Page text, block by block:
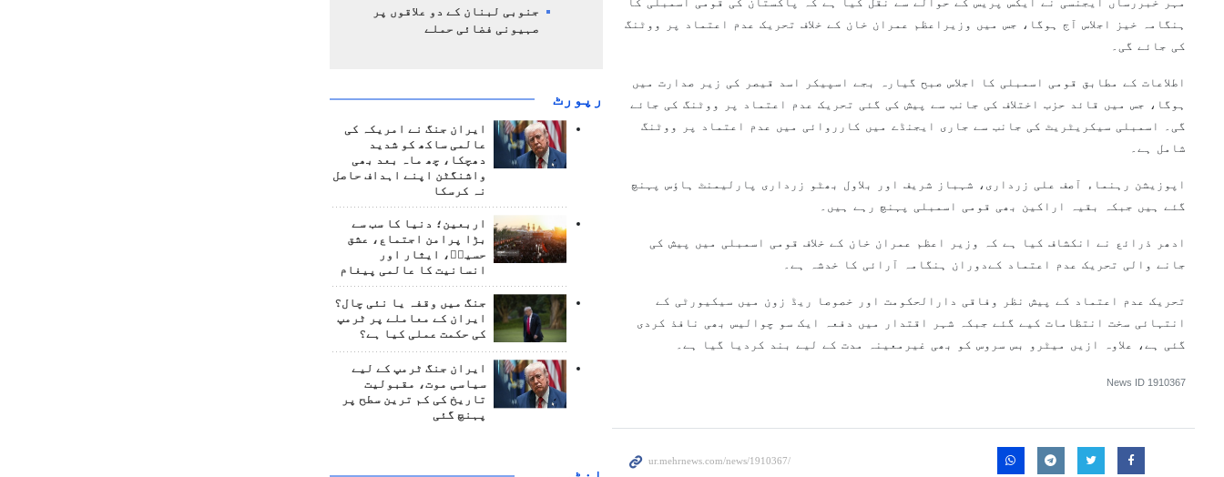
ہنگامہ خیز اجلاس آج ہوگا، جس میں وزیراعظم عمران خان کے خلاف تحریک عدم اعتماد پر ووٹنگ
کی جائے گی۔
اطلاعات کے مطابق قومی اسمبلی کا اجلاس صبح گیارہ بجے اسپیکر اسد قیصر کی زیر صدارت میں
ہوگا، جس میں قائد حزب اختلاف کی جانب سے پیش کی گئی تحریک عدم اعتماد پر ووٹنگ کی جائے
گی۔ اسمبلی سیکریٹریٹ کی جانب سے جاری ایجنڈے میں کارروائی میں عدم اعتماد پر ووٹنگ
شامل ہے۔
اپوزیشن رہنماء آصف علی زرداری، شہباز شریف اور بلاول بھٹو زرداری پارلیمنٹ ہاؤس پہنچ
گئے ہیں جبکہ بقیہ اراکین بھی قومی اسمبلی پہنچ رہے ہیں۔
ادھر ذرائع نے انکشاف کیا ہے کہ وزیر اعظم عمران خان کے خلاف قومی اسمبلی میں پیش کی
جانے والی تحریک عدم اعتماد کےدوران ہنگامہ آرائی کا خدشہ ہے۔
تحریک عدم اعتماد کے پیش نظر وفاقی دارالحکومت اور خصوصا ریڈ زون میں سیکیورٹی کے
انتہائی سخت انتظامات کیے گئے جبکہ شہر اقتدار میں دفعہ ایک سو چوالیس بھی نافذ کردی
گئی ہے، علاوہ ازیں میٹرو بس سروس کو بھی غیرمعینہ مدت کے لیے بند کردیا گیا ہے۔
News ID 1910367
جنوبی لبنان کے دو علاقوں پر
صہیونی فضائی حملے
رپورٹ
ایران جنگ نے امریکہ کی
عالمی ساکھ کو شدید
دھچکا، چھ ماہ بعد بھی
واشنگٹن اپنے اہداف حاصل
نہ کرسکا
اربعین؛ دنیا کا سب سے
بڑا پرامن اجتماع، عشق
حسینؑ، ایثار اور
انسانیت کا عالمی پیغام
جنگ میں وقفہ یا نئی چال؟
ایران کے معاملے پر ٹرمپ
کی حکمت عملی کیا ہے؟
ایران جنگ ٹرمپ کے لیے
سیاسی موت، مقبولیت
تاریخ کی کم ترین سطح پر
پہنچ گئی